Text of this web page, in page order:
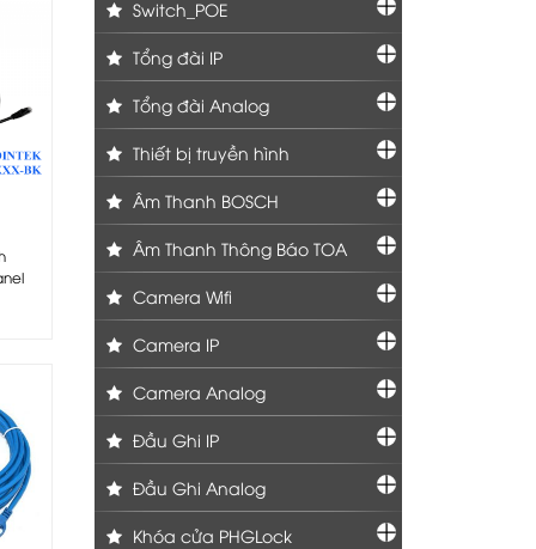
Switch_POE
Tổng đài IP
Tổng đài Analog
Thiết bị truyền hình
Âm Thanh BOSCH
Âm Thanh Thông Báo TOA
Camera Wifi
Camera IP
Camera Analog
Đầu Ghi IP
Đầu Ghi Analog
Khóa cửa PHGLock